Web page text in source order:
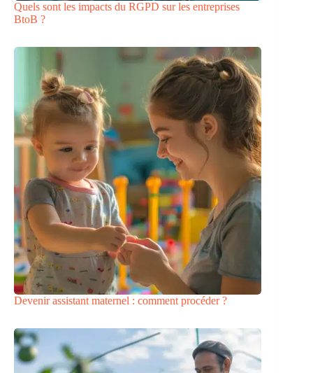
Quels sont les impacts du RGPD sur les entreprises
BtoB ?
Devenir assistant maternel : comment procéder ?